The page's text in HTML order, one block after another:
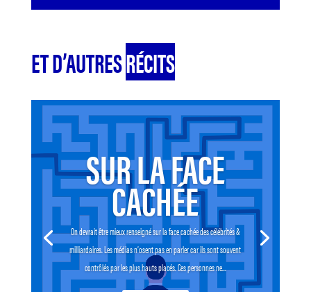
ET D’AUTRESRÉCITS
SUR LA FACE
CACHÉE
On devrait être mieux renseigné sur la face cachée des célébrités &
milliardaires. Les médias n’osent pas en parler car ils sont souvent
contrôlés par les plus hauts placés. Ces personnes ne...